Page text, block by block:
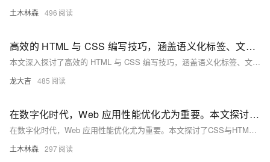
土木林森 496
高效的 HTML 与 CSS 编写技巧，涵盖语义化标签、文档结构优化、CSS 预处理、模块化设计、选择器优化、CSS 变量、媒体查询等内容
本文深入探讨了高效的 HTML 与 CSS 编写技巧，涵盖语义化标签、文档结构优化、CSS 预处理、模块化设计、选择器优化、CSS 变量、媒体查询等内容，旨在提升开发效率、网站性能和用户体验。
龙大吉 485
在数字化时代，Web 应用性能优化尤为重要。本文探讨了CSS与HTML在提升Web性能中的关键作用及未来趋势
在数字化时代，Web 应用性能优化尤为重要。本文探讨了CSS与HTML在提升Web性能中的关键作用及未来趋势，包括样式表优化、DOM操作减少、图像优化等技术，并分析了电商网站的具体案例，强调了技术演进对Web性能的深远影响。
土木林森 297